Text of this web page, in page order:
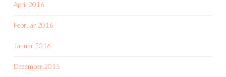
April 2016
Februar 2016
Januar 2016
Dezember 2015